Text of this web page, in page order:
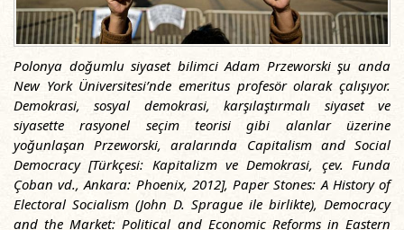
Polonya doğumlu siyaset bilimci Adam Przeworski şu anda
New York Üniversitesi’nde emeritus profesör olarak çalışıyor.
Demokrasi, sosyal demokrasi, karşılaştırmalı siyaset ve
siyasette rasyonel seçim teorisi gibi alanlar üzerine
yoğunlaşan Przeworski, aralarında Capitalism and Social
Democracy [Türkçesi: Kapitalizm ve Demokrasi, çev. Funda
Çoban vd., Ankara: Phoenix, 2012], Paper Stones: A History of
Electoral Socialism (John D. Sprague ile birlikte), Democracy
and the Market: Political and Economic Reforms in Eastern